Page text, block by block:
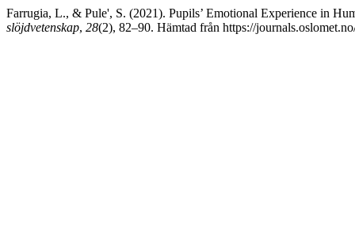
Farrugia, L., & Pule', S. (2021). Pupils’ Emotional Experience in
slöjdvetenskap, 28(2), 82–90. Hämtad från https://